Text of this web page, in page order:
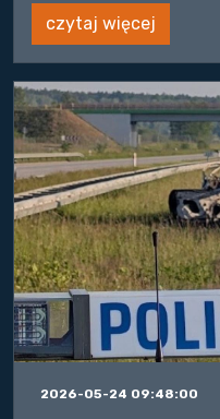
czytaj więcej
2026-05-24 09:48:00